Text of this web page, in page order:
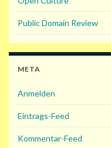
Public Domain Review
META
Anmelden
Eintrags-Feed
Kommentar-Feed